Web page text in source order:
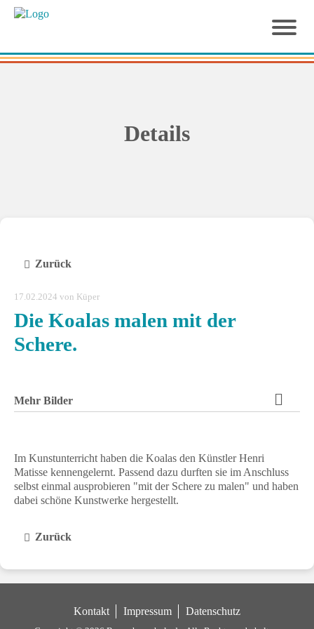
Details
Zurück
17.02.2024 von Küper
Die Koalas malen mit der
Schere.
Mehr Bilder
Im Kunstunterricht haben die Koalas den Künstler Henri
Matisse kennengelernt. Passend dazu durften sie im Anschluss
selbst einmal ausprobieren "mit der Schere zu malen" und haben
dabei schöne Kunstwerke hergestellt.
Zurück
Kontakt Impressum Datenschutz